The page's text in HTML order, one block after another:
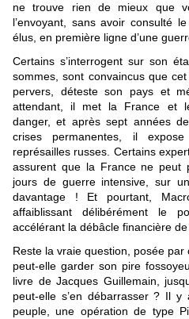
ne trouve rien de mieux que
l’envoyant, sans avoir consulté
élus, en première ligne d’une
Certains s’interrogent sur son
sommes, sont convaincus que
pervers, déteste son pays et
attendant, il met la France et
danger, et après sept années
crises permanentes, il
représailles russes. Certains
assurent que la France ne
jours de guerre intensive, sur
davantage ! Et pourtant,
affaiblissant délibérément le
accélérant la débâcle financière de
Reste la vraie question, posée
peut-elle garder son pire
livre de Jacques Guillemain,
peut-elle s’en débarrasser ? Il
peuple, une opération de type